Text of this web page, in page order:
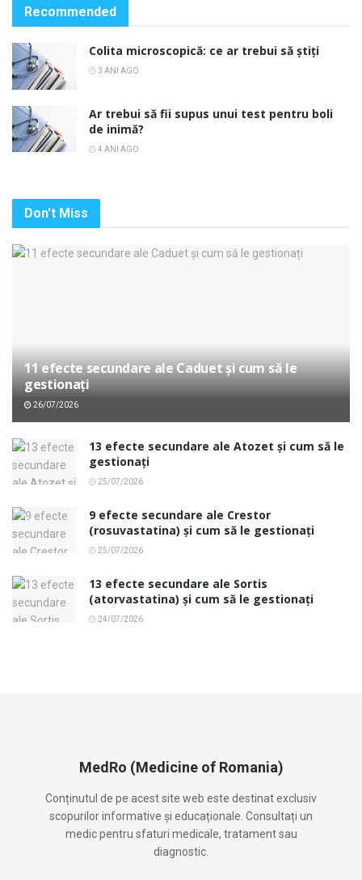
Recommended
Colita microscopică: ce ar trebui să știți
3 ANI AGO
Ar trebui să fii supus unui test pentru boli
de inimă?
4 ANI AGO
Don't Miss
11 efecte secundare ale Caduet și cum să le
gestionați
26/07/2026
13 efecte secundare ale Atozet și cum să le
gestionați
25/07/2026
9 efecte secundare ale Crestor
(rosuvastatina) și cum să le gestionați
25/07/2026
13 efecte secundare ale Sortis
(atorvastatina) și cum să le gestionați
24/07/2026
MedRo (Medicine of Romania)
Conținutul de pe acest site web este destinat exclusiv
scopurilor informative și educaționale. Consultați un
medic pentru sfaturi medicale, tratament sau
diagnostic.